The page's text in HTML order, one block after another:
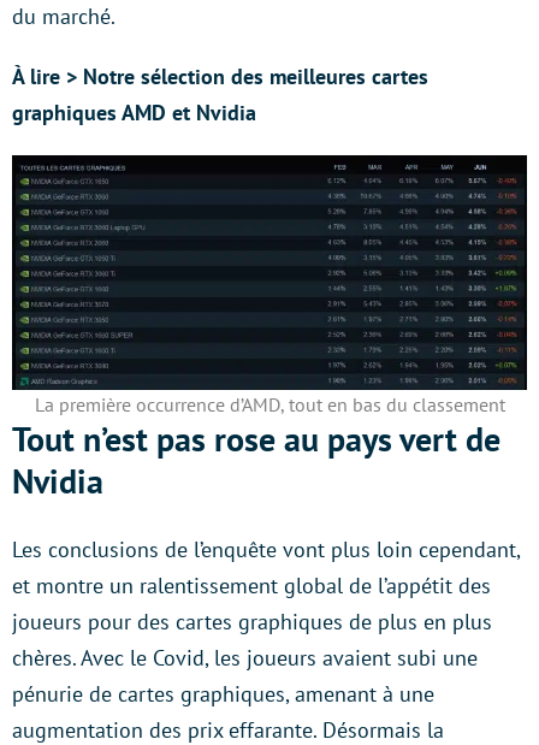
du marché.
À lire > Notre sélection des meilleures cartes
graphiques AMD et Nvidia
La première occurrence d’AMD, tout en bas du classement
Tout n’est pas rose au pays vert de
Nvidia
Les conclusions de l’enquête vont plus loin cependant,
et montre un ralentissement global de l’appétit des
joueurs pour des cartes graphiques de plus en plus
chères. Avec le Covid, les joueurs avaient subi une
pénurie de cartes graphiques, amenant à une
augmentation des prix effarante. Désormais la